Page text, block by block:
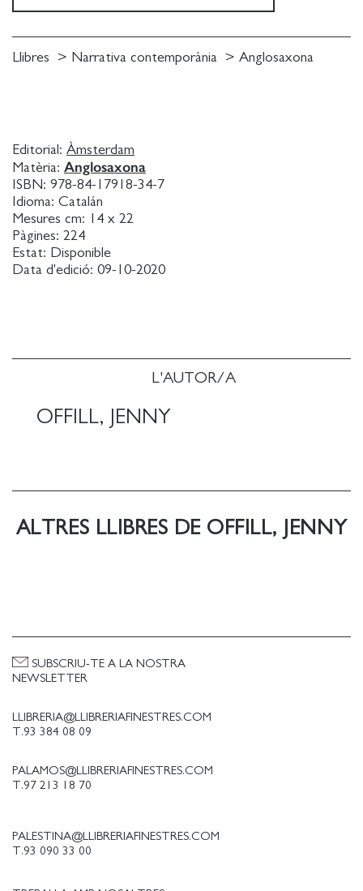
L'AUTOR/A
OFFILL, JENNY
Editorial: Àmsterdam
Matèria: Anglosaxona
ISBN: 978-84-17918-34-7
Idioma: Catalán
Mesures cm:
14 x 22
Pàgines: 224
Estat: Disponible
Data d'edició: 09-10-2020
Llibres Narrativa contemporània Anglosaxona
ALTRES LLIBRES DE OFFILL, JENNY
LLIBRERIA@LLIBRERIAFINESTRES.COM
T.93 384 08 09
PALAMOS@LLIBRERIAFINESTRES.COM
T.97 213 18 70
PALESTINA@LLIBRERIAFINESTRES.COM
T.93 090 33 00
SUBSCRIU-TE A LA NOSTRA
NEWSLETTER